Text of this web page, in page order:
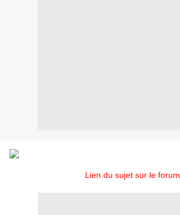
Lien du sujet sur le forum